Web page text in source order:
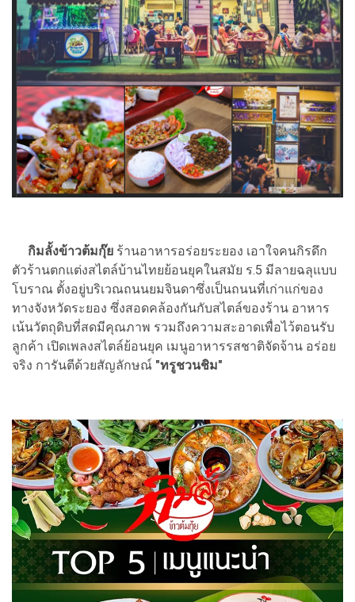
กิมลั้งข้าวต้มกุ๊ย ร้านอาหารอร่อยระยอง เอาใจคนกิรดึก
ตัวร้านตกแต่งสไตล์บ้านไทยย้อนยุคในสมัย ร.5 มีลายฉลุแบบ
โบราณ ตั้งอยู่บริเวณถนนยมจินดาซึ่งเป็นถนนที่เก่าแก่ของ
ทางจังหวัดระยอง ซึ่งสอดคล้องกันกับสไตล์ของร้าน อาหาร
เน้นวัตถุดิบที่สดมีคุณภาพ รวมถึงความสะอาดเพื่อไว้ตอนรับ
ลูกค้า เปิดเพลงสไตล์ย้อนยุค เมนูอาหารรสชาติจัดจ้าน อร่อย
จริง การันตีด้วยสัญลักษณ์ "ทรูชวนชิม"